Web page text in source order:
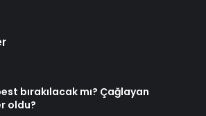
bırakılacak mı? Çağlayan
oldu?